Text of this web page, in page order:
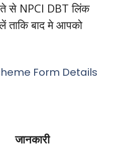
से NPCI DBT लिंक
ताकि बाद मे आपको
Form Details
जानकारी